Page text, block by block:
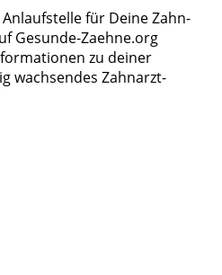
für Deine Zahn-
Gesunde-Zaehne.org
zu deiner
wachsendes Zahnarzt-